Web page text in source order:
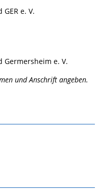
e. V.
e. V.
und Anschrift angeben.